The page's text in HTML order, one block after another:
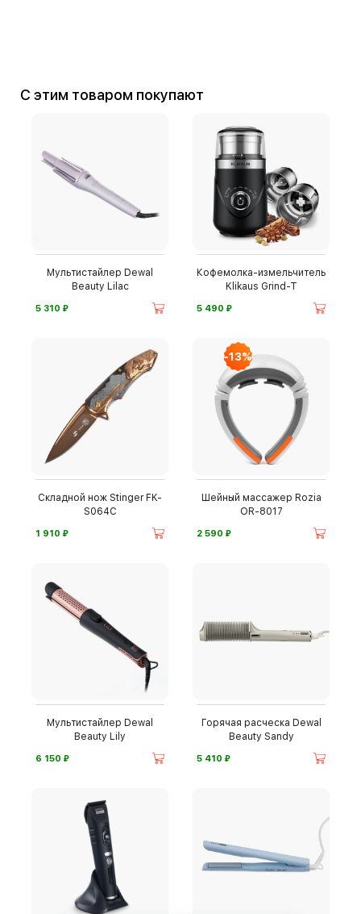
С этим товаром покупают
Мультистайлер Dewal
Beauty Lilac
5 310 ⃏
Кофемолка-измельчитель
Klikaus Grind-T
5 490 ⃏
Складной нож Stinger FK-
S064C
1 910 ⃏
-13%
Шейный массажер Rozia
OR-8017
2 590 ⃏
Мультистайлер Dewal
Beauty Lily
6 150 ⃏
Горячая расческа Dewal
Beauty Sandy
5 410 ⃏